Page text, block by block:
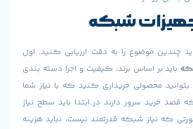
شبکه
را به دقت ارزیابی کنید. اول
برند، کیفیت و اجرا دسته بندی
کنید که با نیاز شما
در ابتدا باید سطح نیاز
قدرتمند نیست، نباید هزینه